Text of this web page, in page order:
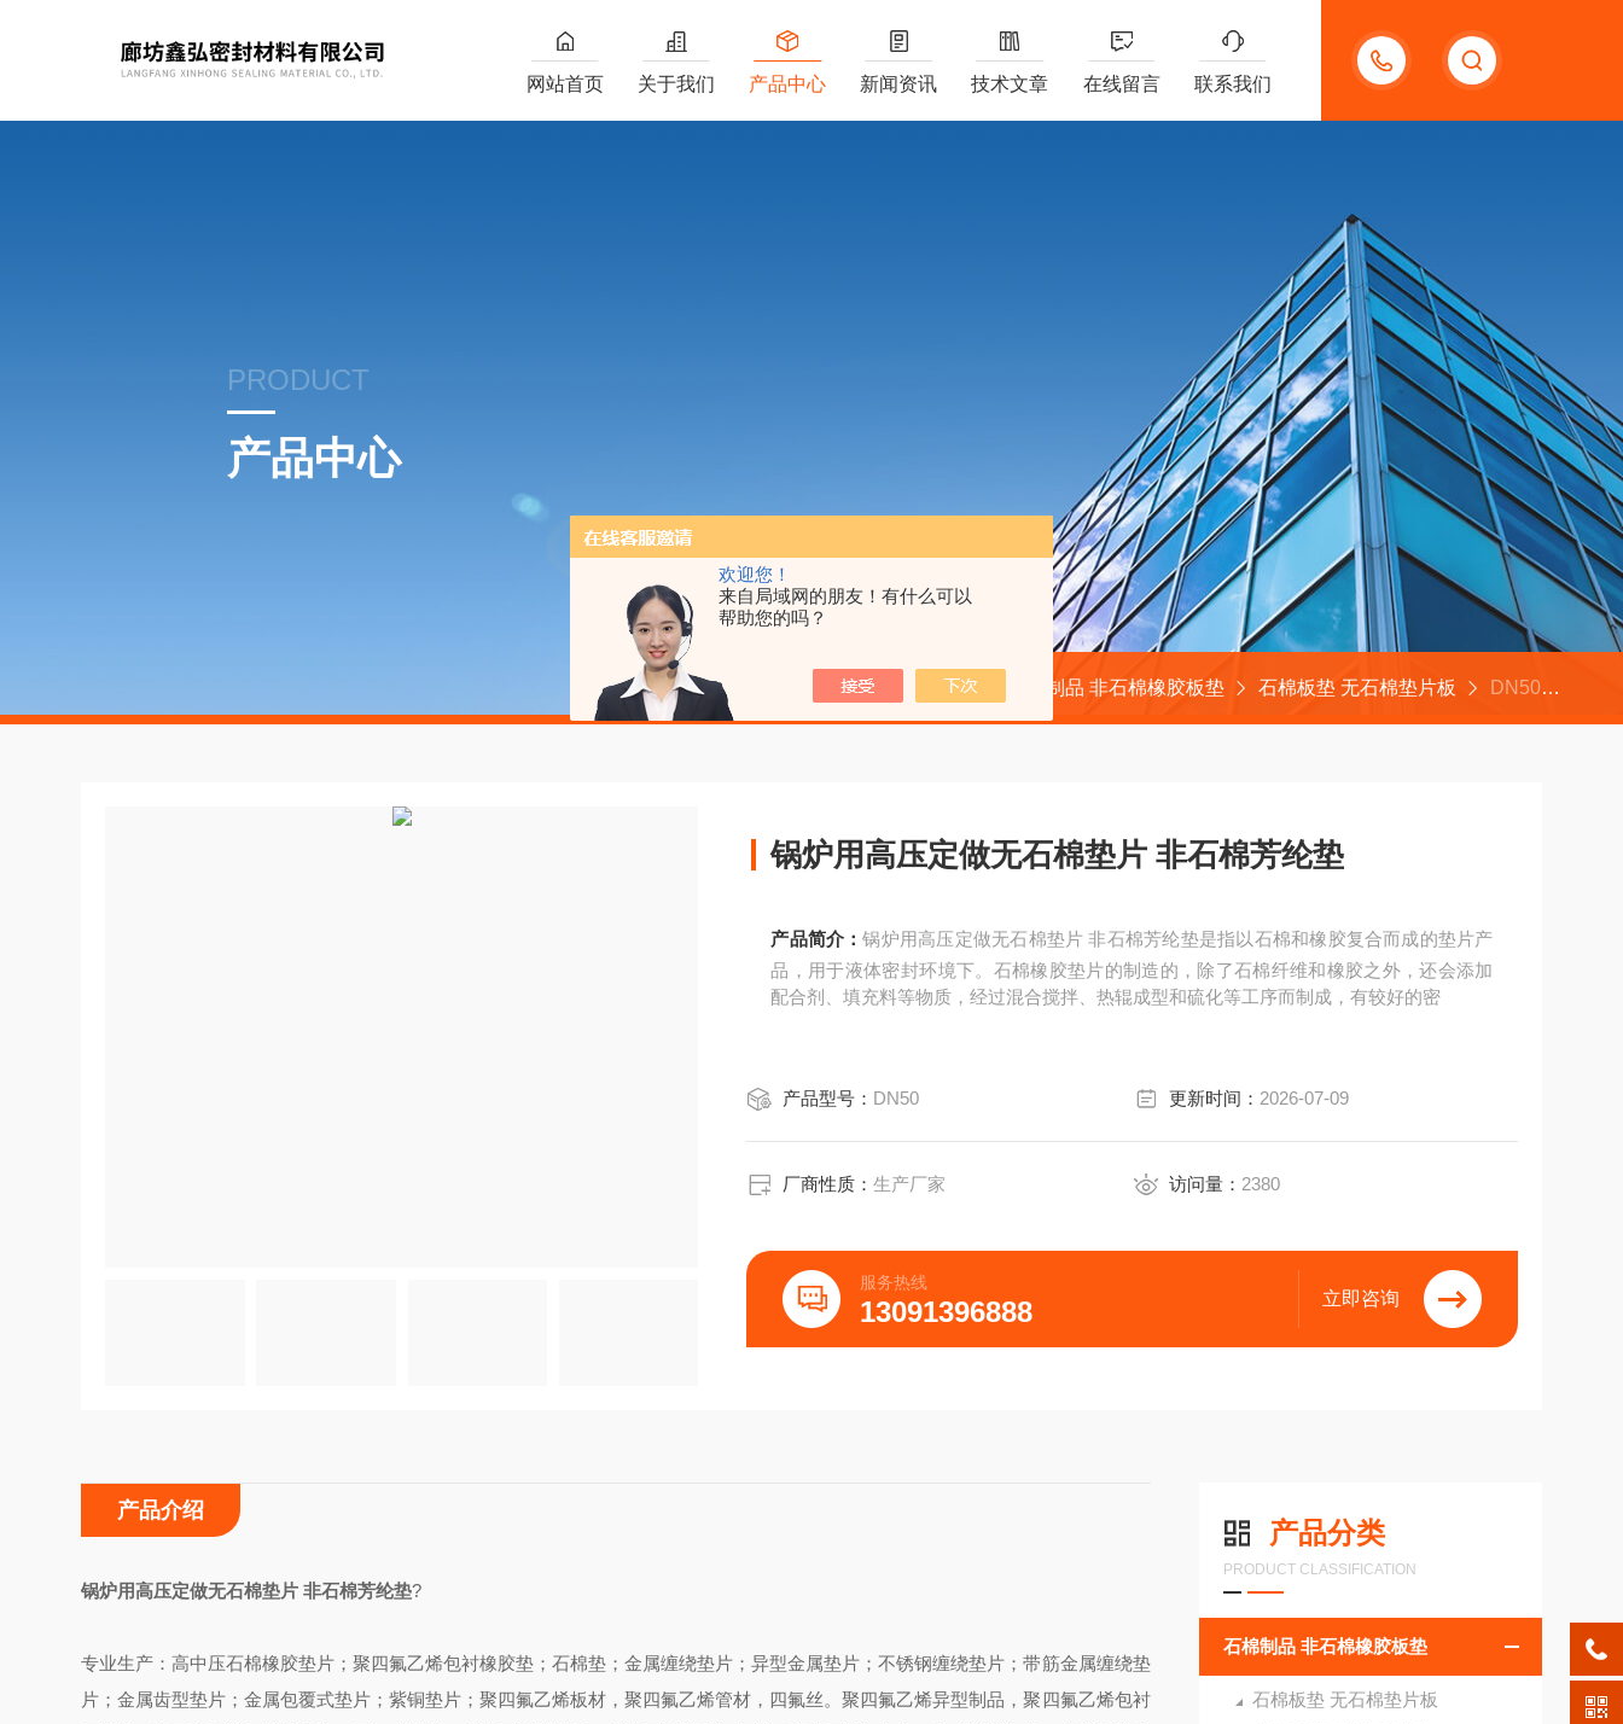
欢迎您！
来自局域网的朋友！有什么可以
帮助您的吗？
13191957898
网站首页 关于我们 产品中心 新闻资讯 技术文章 在线留言 联系我们
PRODUCT
产品中心
首页 产品中心 石棉制品 非石棉橡胶板垫 石棉板垫 无石棉垫片板 DN50锅炉用高压定做无石棉垫片 非石棉芳纶垫
锅炉用高压定做无石棉垫片 非石棉芳纶垫
产品简介：锅炉用高压定做无石棉垫片 非石棉芳纶垫是指以石棉和橡胶复合而成的垫片产
品，用于液体密封环境下。石棉橡胶垫片的制造的，除了石棉纤维和橡胶之外，还会添加
配合剂、填充料等物质，经过混合搅拌、热辊成型和硫化等工序而制成，有较好的密
产品型号： DN50 更新时间： 2026-07-09
厂商性质：生产厂家 访问量： 2380
服务热线
13091396888 立即咨询
产品分类
PRODUCT CLASSIFICATION
石棉制品 非石棉橡胶板垫
石棉板垫 无石棉垫片板
产品介绍
锅炉用高压定做无石棉垫片 非石棉芳纶垫?
专业生产：高中压石棉橡胶垫片；聚四氟乙烯包衬橡胶垫；石棉垫；金属缠绕垫片；异型金属垫片；不锈钢缠绕垫片；带筋金属缠绕垫
片；金属齿型垫片；金属包覆式垫片；紫铜垫片；聚四氟乙烯板材，聚四氟乙烯管材，四氟丝。聚四氟乙烯异型制品，聚四氟乙烯包衬